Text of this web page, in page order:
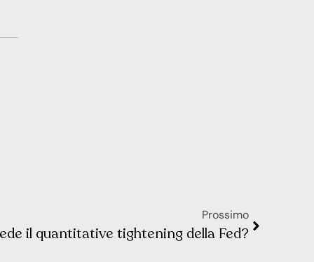
Prossimo
il quantitative tightening della Fed?